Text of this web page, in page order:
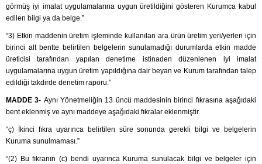
görmüş iyi imalat uygulamalarına uygun üretildiğini gösteren Kurumca kabul
edilen bilgi ya da belge.”
“3) Etkin maddenin üretim işleminde kullanılan ara ürün üretim yeri/yerleri için
birinci alt bentte belirtilen belgelerin sunulamadığı durumlarda etkin madde
üreticisi tarafından yapılan denetime istinaden düzenlenen iyi imalat
uygulamalarına uygun üretim yapıldığına dair beyan ve Kurum tarafından talep
edildiği takdirde denetim raporu.”
MADDE 3- Aynı Yönetmeliğin 13 üncü maddesinin birinci fıkrasına aşağıdaki
bent eklenmiş ve aynı maddeye aşağıdaki fıkralar eklenmiştir.
“ç) İkinci fıkra uyarınca belirtilen süre sonunda gerekli bilgi ve belgelerin
Kuruma sunulmaması.”
“(2) Bu fıkranın (c) bendi uyarınca Kuruma sunulacak bilgi ve belgeler için